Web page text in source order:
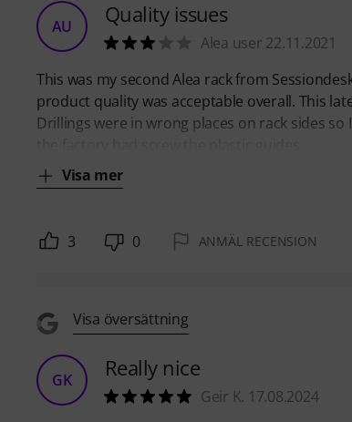
AU Quality issues
Alea user 22.11.2021
This was my second Alea rack from
product quality was acceptable overall. This
Drillings were in wrong places on rack sides
Visa mer
3 0 ANMÄL RECENSION
Visa översättning
GK Really nice
Geir K. 17.08.2024